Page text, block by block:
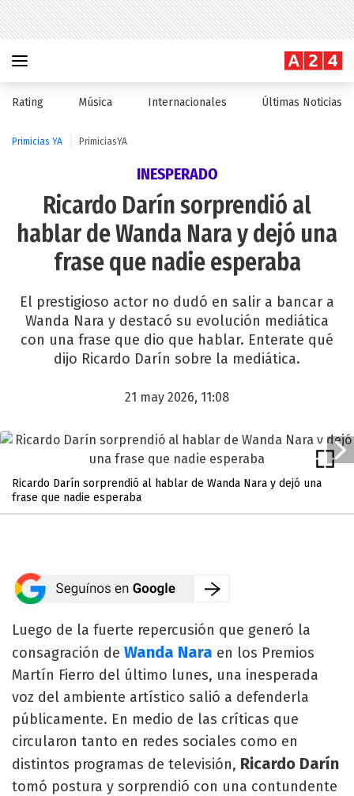
Rating Música Internacionales Últimas Noticias
Primicias YA PrimiciasYA
INESPERADO
Ricardo Darín sorprendió al
hablar de Wanda Nara y dejó una
frase que nadie esperaba
El prestigioso actor no dudó en salir a bancar a
Wanda Nara y destacó su evolución mediática
con una frase que dio que hablar. Enterate qué
dijo Ricardo Darín sobre la mediática.
21 may 2026, 11:08
Ricardo Darín sorprendió al hablar de Wanda Nara y dejó una
frase que nadie esperaba
Luego de la fuerte repercusión que generó la
consagración de Wanda Nara en los Premios
Martín Fierro del último lunes, una inesperada
voz del ambiente artístico salió a defenderla
públicamente. En medio de las críticas que
circularon tanto en redes sociales como en
distintos programas de televisión, Ricardo Darín
tomó postura y sorprendió con una contundente